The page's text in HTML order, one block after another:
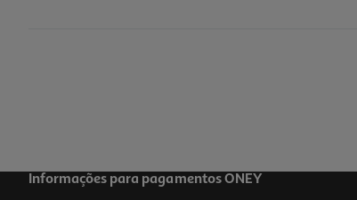
Informações para pagamentos ONEY